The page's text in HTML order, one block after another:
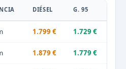
DIÉSEL G. 95
1.799 € 1.729 €
1.879 € 1.779 €